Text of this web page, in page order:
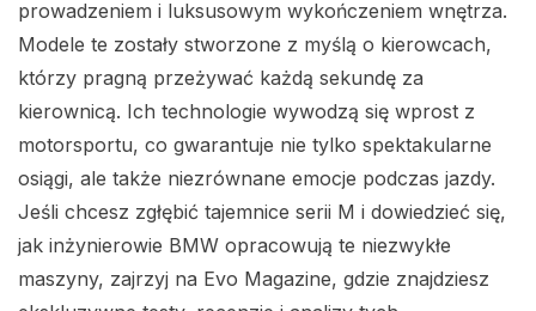
prowadzeniem i luksusowym wykończeniem wnętrza.
Modele te zostały stworzone z myślą o kierowcach,
którzy pragną przeżywać każdą sekundę za
kierownicą. Ich technologie wywodzą się wprost z
motorsportu, co gwarantuje nie tylko spektakularne
osiągi, ale także niezrównane emocje podczas jazdy.
Jeśli chcesz zgłębić tajemnice serii M i dowiedzieć się,
jak inżynierowie BMW opracowują te niezwykłe
maszyny, zajrzyj na Evo Magazine, gdzie znajdziesz